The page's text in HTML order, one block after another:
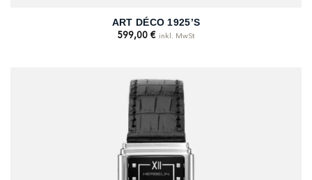
ART DÉCO 1925’S
599,00 € inkl. MwSt